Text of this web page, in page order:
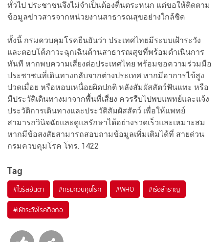
ทั่วไป ประชาชนจึงไม่จำเป็นต้องตื่นตระหนก แต่ขอให้ติดตาม
ข้อมูลข่าวสารจากหน่วยงานสาธารณสุขอย่างใกล้ชิด
ทั้งนี้ กรมควบคุมโรคยืนยันว่า ประเทศไทยมีระบบเฝ้าระวัง
และตอบโต้ภาวะฉุกเฉินด้านสาธารณสุขที่พร้อมดำเนินการ
ทันที หากพบความเสี่ยงต่อประเทศไทย พร้อมขอความร่วมมือ
ประชาชนที่เดินทางกลับจากต่างประเทศ หากมีอาการไข้สูง
ปวดเมื่อย หรือหอบเหนื่อยผิดปกติ หลังสัมผัสสัตว์ฟันแทะ หรือ
มีประวัติเดินทางมาจากพื้นที่เสี่ยง ควรรีบไปพบแพทย์และแจ้ง
ประวัติการเดินทางและประวัติสัมผัสสัตว์ เพื่อให้แพทย์
สามารถวินิจฉัยและดูแลรักษาได้อย่างรวดเร็วและเหมาะสม
หากมีข้อสงสัยสามารถสอบถามข้อมูลเพิ่มเติมได้ที่ สายด่วน
กรมควบคุมโรค โทร. 1422
Tag
#ไวรัสฮันตา #กรมควบคุมโรค #WHO #เรือสำราญ
#เฝ้าระวังโรคติดต่อ